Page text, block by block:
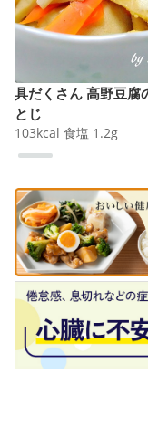
具だくさん 高野豆腐
とじ
103kcal 食塩 1.2g